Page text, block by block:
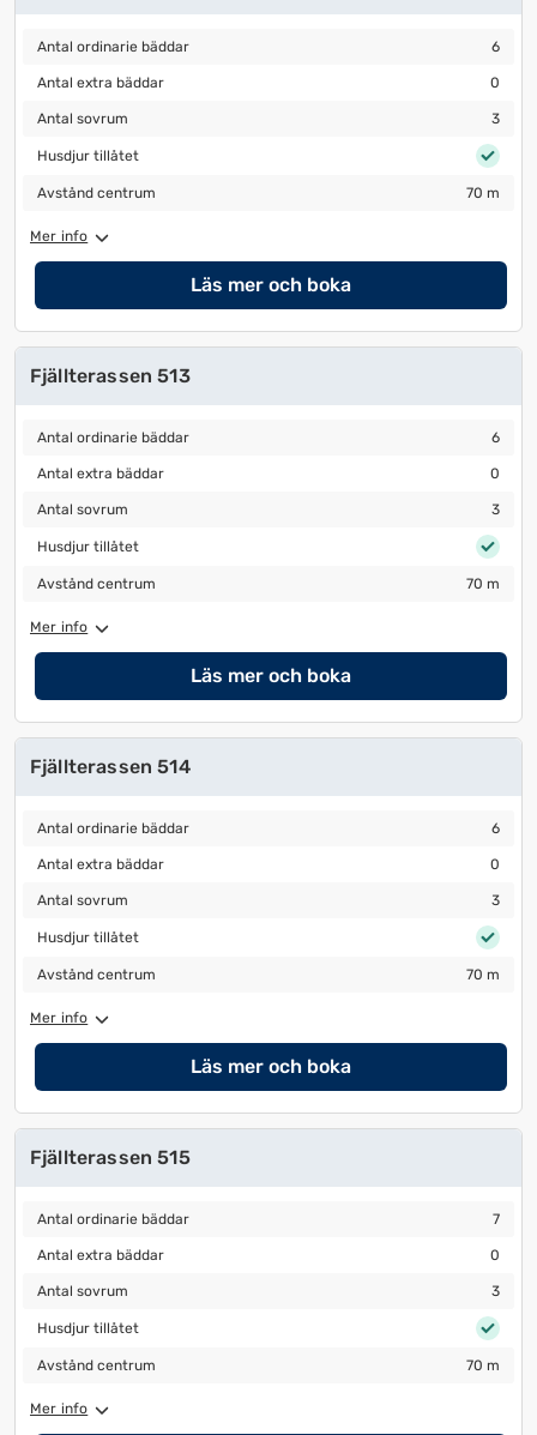
Antal ordinarie bäddar
Antal ordinarie bäddar 6
Antal extra bäddar
Antal extra bäddar 0
Antal sovrum
Antal sovrum 3
Husdjur tillåtet
Husdjur tillåtet
Avstånd centrum
Avstånd centrum 70 m
Mer info
Läs mer och boka
Fjällterassen 513
Antal ordinarie bäddar
Antal ordinarie bäddar 6
Antal extra bäddar
Antal extra bäddar 0
Antal sovrum
Antal sovrum 3
Husdjur tillåtet
Husdjur tillåtet
Avstånd centrum
Avstånd centrum 70 m
Mer info
Läs mer och boka
Fjällterassen 514
Antal ordinarie bäddar
Antal ordinarie bäddar 6
Antal extra bäddar
Antal extra bäddar 0
Antal sovrum
Antal sovrum 3
Husdjur tillåtet
Husdjur tillåtet
Avstånd centrum
Avstånd centrum 70 m
Mer info
Läs mer och boka
Fjällterassen 515
Antal ordinarie bäddar
Antal ordinarie bäddar 7
Antal extra bäddar
Antal extra bäddar 0
Antal sovrum
Antal sovrum 3
Husdjur tillåtet
Husdjur tillåtet
Avstånd centrum
Avstånd centrum 70 m
Mer info